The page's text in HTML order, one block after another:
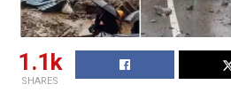
1.1k
SHARES